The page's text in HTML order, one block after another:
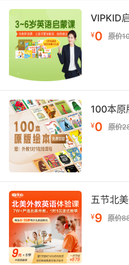
小学英语在线口语的收费
大，有的低的吓人，有的
考课时量来选择了，基本
的课时量比较合适，选择
工作人员。有的平台还推
错过。
有的小学英语在线口语平台
资料，这些资料对于学习
子听着英文儿歌起床，讲
日积月累中自然得到提高。
VIPKID
¥0 原价
100本原
¥0 原价
五节北
¥9 原价